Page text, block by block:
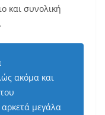
και συνολική
ακόμα και
μεγάλα